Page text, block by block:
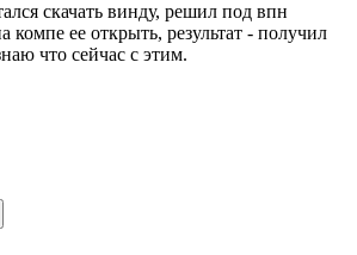
скачать винду, решил под впн
компе ее открыть, результат - получил
что сейчас с этим.